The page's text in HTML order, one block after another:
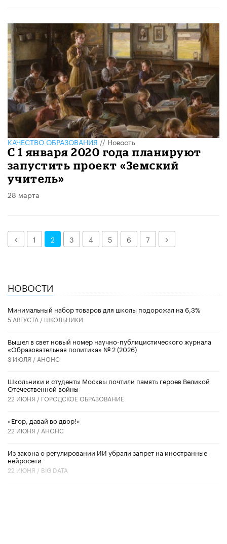
КАЧЕСТВО ОБРАЗОВАНИЯ//Новость
С 1 января 2020 года планируют
запустить проект «Земский
учитель»
28 марта
Назад1 2 3 4 5 6 7 Далее
НОВОСТИ
Минимальный набор товаров для школы подорожал на 6,3%
5 АВГУСТА / ШКОЛЬНИКИ
Вышел в свет новый номер научно-публицистического журнала
«Образовательная политика» № 2 (2026)
3 ИЮЛЯ / АНОНС
Школьники и студенты Москвы почтили память героев Великой
Отечественной войны
22 ИЮНЯ / ГОРОДСКОЕ ОБРАЗОВАНИЕ
«Егор, давай во двор!»
22 ИЮНЯ / АНОНС
Из закона о регулировании ИИ убрали запрет на иностранные
нейросети
22 ИЮНЯ / BIG DATA